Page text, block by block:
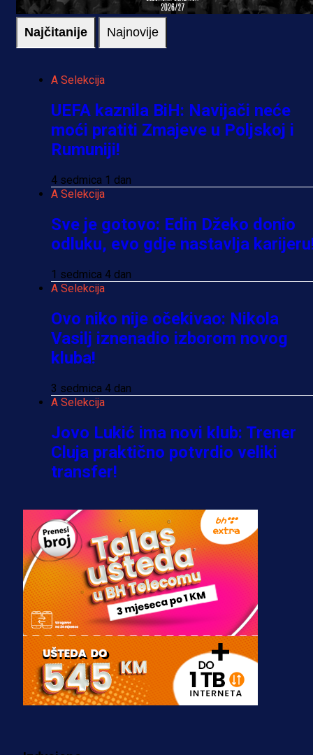
Najčitanije Najnovije
A Selekcija
UEFA kaznila BiH: Navijači neće
moći pratiti Zmajeve u Poljskoj i
Rumuniji!
4 sedmica 1 dan
A Selekcija
Sve je gotovo: Edin Džeko donio
odluku, evo gdje nastavlja
1 sedmica 4 dan
A Selekcija
Ovo niko nije očekivao: Nikola
Vasilj iznenadio izborom novog
kluba!
3 sedmica 4 dan
A Selekcija
Jovo Lukić ima novi klub: Trener
Cluja praktično potvrdio veliki
transfer!
A Selekcija
Stigla potvrda od predsjednika
kluba: Jovo Lukić uskoro pravi
transfer!?
3 sedmica 4 dan
A Selekcija
Zmajevi dobili veliko pojačanje:
Fudbaler Olympiacosa želi obući
dres BiH!